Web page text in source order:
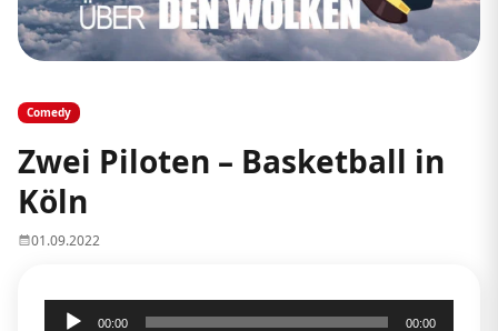
Comedy
Zwei Piloten – Basketball in
Köln
01.09.2022
Audio-
00:00 00:00